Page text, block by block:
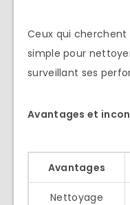
Ceux qui
simple pour
surveillant ses
Avantages et
Avantages
Nettoyage